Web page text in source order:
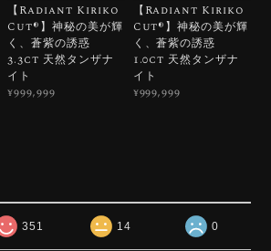
【Radiant Kiriko
Cut®︎】神秘の美が輝
く、蒼紫の誘惑
3.3ct 天然タンザナ
イト
¥999,999
【Radiant Kiriko
Cut®︎】神秘の美が輝
く、蒼紫の誘惑
1.0ct 天然タンザナ
イト
¥999,999
351 14 0